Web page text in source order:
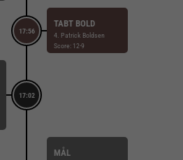
17:56
TABT BOLD
4. Patrick Boldsen
Score: 12-9
17:02
MÅL